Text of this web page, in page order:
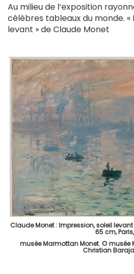
Au milieu de l’exposition
célèbres tableaux du monde. «
levant » de Claude Monet
Claude Monet : Impression, soleil levant
65 cm, Paris,
musée Marmottan Monet. © musée
Christian Baraja